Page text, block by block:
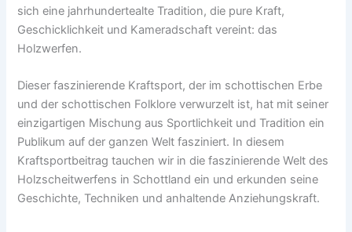
sich eine jahrhundertealte Tradition, die pure Kraft,
Geschicklichkeit und Kameradschaft vereint: das
Holzwerfen.
Dieser faszinierende Kraftsport, der im schottischen Erbe
und der schottischen Folklore verwurzelt ist, hat mit seiner
einzigartigen Mischung aus Sportlichkeit und Tradition ein
Publikum auf der ganzen Welt fasziniert. In diesem
Kraftsportbeitrag tauchen wir in die faszinierende Welt des
Holzscheitwerfens in Schottland ein und erkunden seine
Geschichte, Techniken und anhaltende Anziehungskraft.